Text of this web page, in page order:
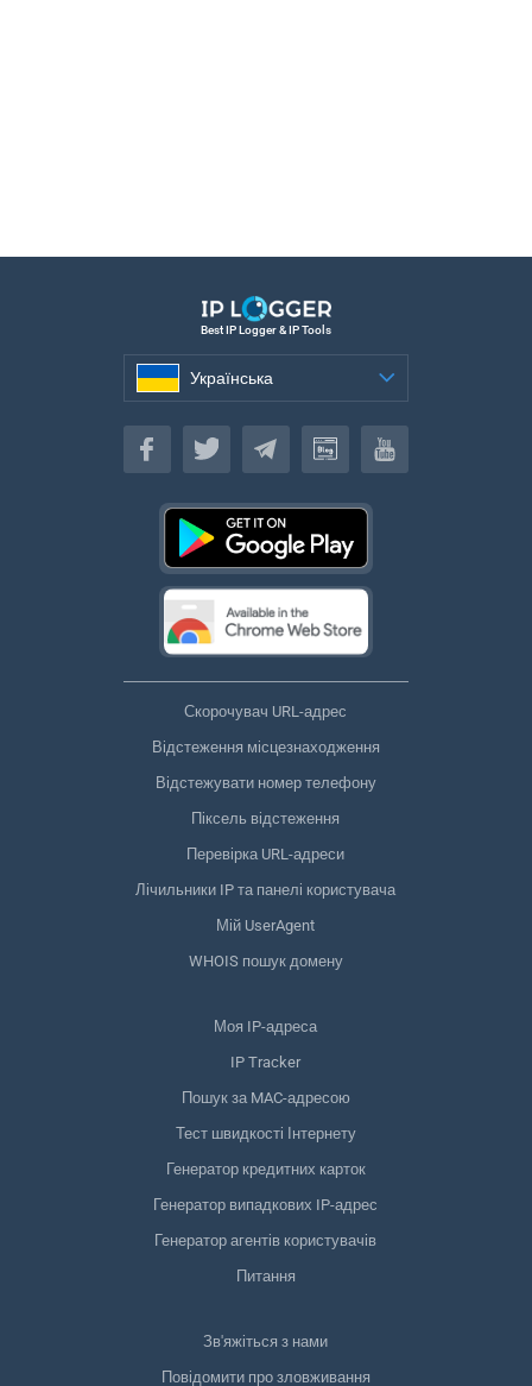
Best IP Logger & IP Tools
Українська
Українська
Скорочувач URL-адрес
Відстеження місцезнаходження
Відстежувати номер телефону
Піксель відстеження
Перевірка URL-адреси
Лічильники IP та панелі користувача
Мій UserAgent
WHOIS пошук домену
Моя IP-адреса
IP Tracker
Пошук за MAC-адресою
Тест швидкості Інтернету
Генератор кредитних карток
Генератор випадкових IP-адрес
Генератор агентів користувачів
Питання
Зв'яжіться з нами
Повідомити про зловживання